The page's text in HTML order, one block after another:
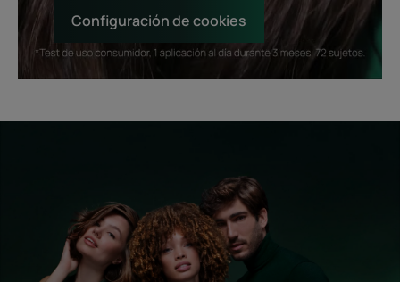
Configuración de cookies